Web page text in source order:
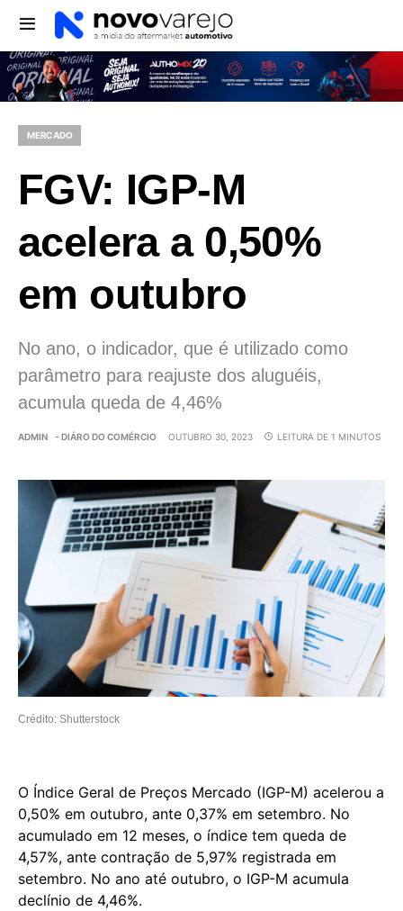
MERCADO
FGV: IGP-M
acelera a 0,50%
em outubro
No ano, o indicador, que é utilizado como
parâmetro para reajuste dos aluguéis,
acumula queda de 4,46%
ADMIN - DIÁRO DO COMÉRCIO OUTUBRO 30, 2023 LEITURA DE 1 MINUTOS
Crédito: Shutterstock
O Índice Geral de Preços Mercado (IGP-M) acelerou a
0,50% em outubro, ante 0,37% em setembro. No
acumulado em 12 meses, o índice tem queda de
4,57%, ante contração de 5,97% registrada em
setembro. No ano até outubro, o IGP-M acumula
declínio de 4,46%.